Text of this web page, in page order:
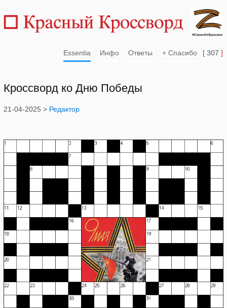
Essentia Инфо Ответы + Спасибо [ 307 ]
Кроссворд ко Дню Победы
21-04-2025 > Редактор